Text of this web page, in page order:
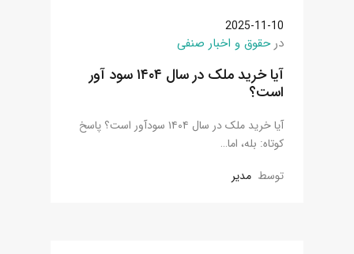
2025-11-10
درحقوق و اخبار صنفی
آیا خرید ملک در سال ۱۴۰۴ سود آور
است؟
آیا خرید ملک در سال ۱۴۰۴ سودآور است؟ پاسخ
کوتاه: بله، اما…
توسط مدیر